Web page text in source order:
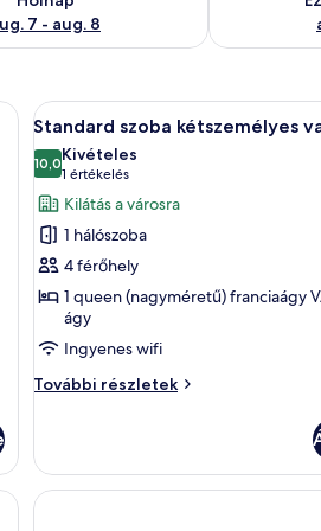
7 - aug. 8
egy ágy, egy íróasztal, egy szék,
A
következő
szoba
összes
képének
megtekintése:
Standard
szoba
kétszemélyes
vagy
két
Egy
4
Standard szoba kétszemélyes
10,010-ből 10,0
Kivételes
1 értékelés
(1
értékelés)
Kilátás a városra
1 hálószoba
4 férőhely
1 queen (nagyméretű) franciaágy
ágy
Ingyenes wifi
További részletek
Standard
két
külön
ággyal